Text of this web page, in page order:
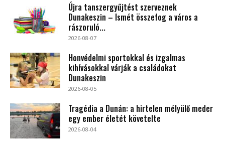
Újra tanszergyűjtést szerveznek
Dunakeszin – Ismét összefog a város a
rászoruló...
2026-08-07
Honvédelmi sportokkal és izgalmas
kihívásokkal várják a családokat
Dunakeszin
2026-08-05
Tragédia a Dunán: a hirtelen mélyülő meder
egy ember életét követelte
2026-08-04